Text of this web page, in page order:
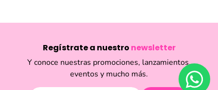
Regístrate a nuestro newsletter
Y conoce nuestras promociones, lanzamientos,
eventos y mucho más.